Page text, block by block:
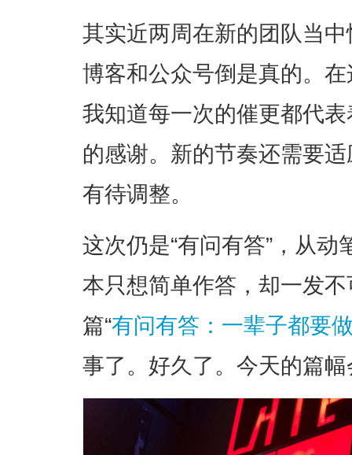
其实近两周在新的团队当
博客和公众号倒是真的。
我知道每一次的催更都代
的感谢。新的节奏还需要
有待调整。
这次仍是“有问有答”，从
本只想简单作答，却一发
篇“有问有答：一辈子都要
事了。好久了。今天的篇